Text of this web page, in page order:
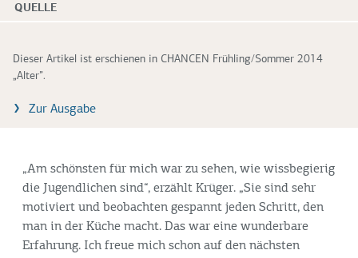
QUELLE
Dieser Artikel ist erschienen in CHANCEN Frühling/Sommer 2014
„Alter”.
Zur Ausgabe
„Am schönsten für mich war zu sehen, wie wissbegierig
die Jugendlichen sind“, erzählt Krüger. „Sie sind sehr
motiviert und beobachten gespannt jeden Schritt, den
man in der Küche macht. Das war eine wunderbare
Erfahrung. Ich freue mich schon auf den nächsten